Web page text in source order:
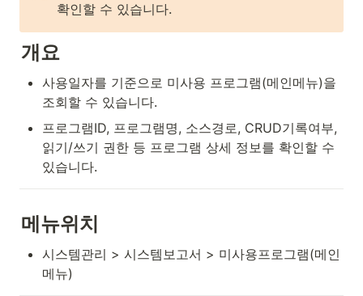
확인할 수 있습니다.
개요
사용일자를 기준으로 미사용 프로그램(메인메뉴)을
조회할 수 있습니다.
프로그램ID, 프로그램명, 소스경로, CRUD기록여부,
읽기/쓰기 권한 등 프로그램 상세 정보를 확인할 수
있습니다.
메뉴위치
시스템관리 > 시스템보고서 > 미사용프로그램(메인
메뉴)